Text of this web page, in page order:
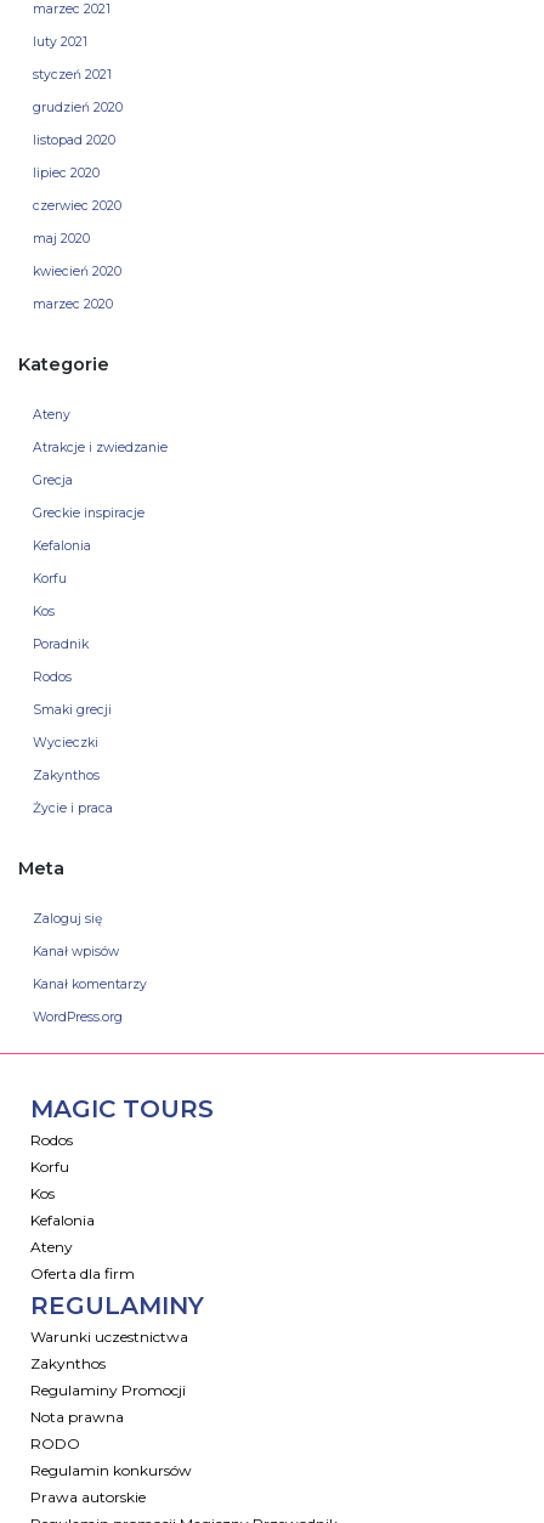
marzec 2021
luty 2021
styczeń 2021
grudzień 2020
listopad 2020
lipiec 2020
czerwiec 2020
maj 2020
kwiecień 2020
marzec 2020
Kategorie
Ateny
Atrakcje i zwiedzanie
Grecja
Greckie inspiracje
Kefalonia
Korfu
Kos
Poradnik
Rodos
Smaki grecji
Wycieczki
Zakynthos
Życie i praca
Meta
Zaloguj się
Kanał wpisów
Kanał komentarzy
WordPress.org
MAGIC TOURS
Rodos
Korfu
Kos
Kefalonia
Ateny
Oferta dla firm
REGULAMINY
Warunki uczestnictwa
Zakynthos
Regulaminy Promocji
Nota prawna
RODO
Regulamin konkursów
Prawa autorskie